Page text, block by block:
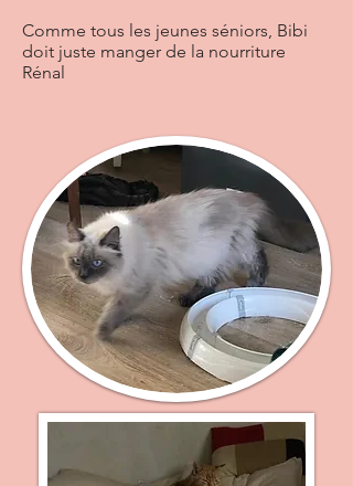
Comme tous les jeunes séniors, Bibi
doit juste manger de la nourriture
Rénal